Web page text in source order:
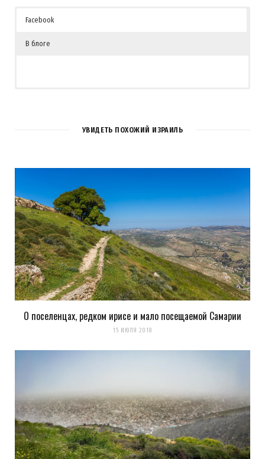
Facebook
В блоге
Сохранить моё имя, email и адрес сайта в этом браузере для
Оповещать о новых
комментариях. А можно простоподписаться на комментарии
УВИДЕТЬ ПОХОЖИЙ ИЗРАИЛЬ
О поселенцах, редком ирисе и мало посещаемой Самарии
15 ИЮЛЯ 2018